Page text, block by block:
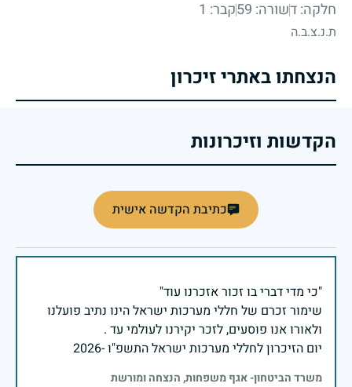
חלקה: דשורה: 59 קבר: 1
ת.נ.צ.ב.ה
הנצחתו באתרי זיכרון
הקדשות וזיכרונות
כתיבת הקדשה אישית
שימור זכרם של חללי מערכות ישראל הינו נתיב פועלנו
יום הזיכרון לחללי מערכות ישראל התשפ"ו -2026
משרד הביטחון- אגף משפחות, הנצחה ומורשת